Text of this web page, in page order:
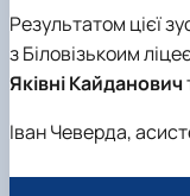
Результатом цієї
з Біловізькоим
Яківні Кайданович
Іван Чеверда,